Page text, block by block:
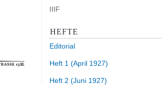
IIIF
HEFTE
Editorial
Heft 1 (April 1927)
Heft 2 (Juni 1927)